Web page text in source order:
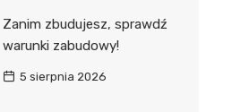
Zanim zbudujesz, sprawdź
warunki zabudowy!
5 sierpnia 2026